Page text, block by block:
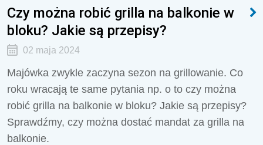
Czy można robić grilla na balkonie w
bloku? Jakie są przepisy?
02 maja 2024
Majówka zwykle zaczyna sezon na grillowanie. Co
roku wracają te same pytania np. o to czy można
robić grilla na balkonie w bloku? Jakie są przepisy?
Sprawdźmy, czy można dostać mandat za grilla na
balkonie.